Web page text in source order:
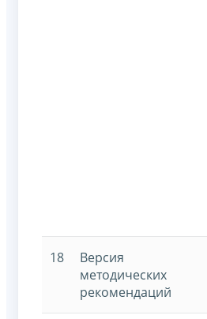
18
Версия
методических
рекомендаций